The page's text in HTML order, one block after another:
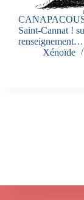
Saint-Cannat !
renseignement…
Xénoïde